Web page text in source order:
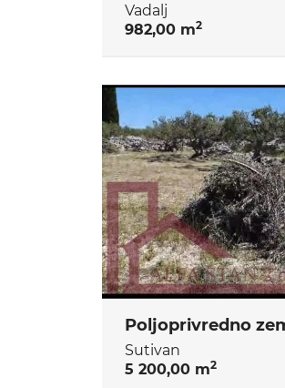
Vadalj
982,00 m2
Sutivan
5 200,00 m2